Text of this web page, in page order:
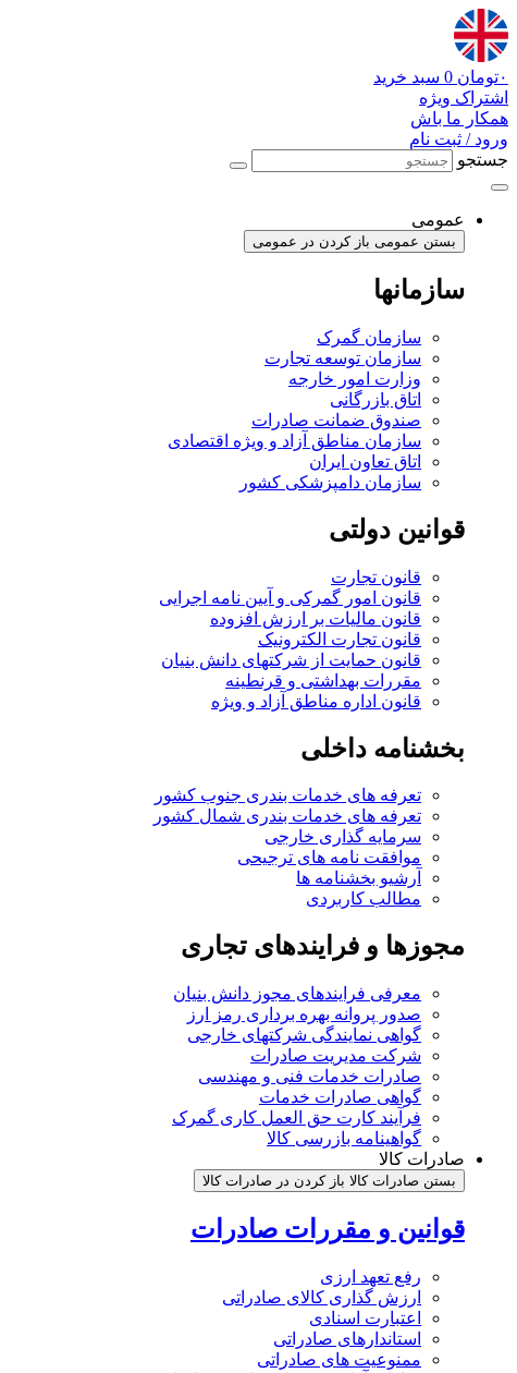
پرش
به
محتوا
۰تومان 0 سبد خرید
اشتراک ویژه
همکار ما باش
ورود / ثبت نام
جستجو
عمومی
بستن عمومی باز کردن در عمومی
سازمانها
سازمان گمرک
سازمان توسعه تجارت
وزارت امور خارجه
اتاق بازرگانی
صندوق ضمانت صادرات
سازمان مناطق آزاد و ویژه اقتصادی
اتاق تعاون ایران
سازمان دامپزشکی کشور
قوانین دولتی
قانون تجارت
قانون امور گمرکی و آیین نامه اجرایی
قانون مالیات بر ارزش افزوده
قانون تجارت الکترونیک
قانون حمایت از شرکتهای دانش بنیان
مقررات بهداشتی و قرنطینه
قانون اداره مناطق آزاد و ویژه
بخشنامه داخلی
تعرفه های خدمات بندری جنوب کشور
تعرفه های خدمات بندری شمال کشور
سرمایه گذاری خارجی
موافقت نامه های ترجیحی
آرشیو بخشنامه ها
مطالب کاربردی
مجوزها و فرایندهای تجاری
معرفی فرایندهای مجوز دانش بنیان
صدور پروانه بهره برداری رمز ارز
گواهی نمایندگی شرکتهای خارجی
شرکت مدیریت صادرات
صادرات خدمات فنی و مهندسی
گواهی صادرات خدمات
فرآیند کارت حق العمل کاری گمرک
گواهینامه بازرسی کالا
صادرات کالا
بستن صادرات کالا باز کردن در صادرات کالا
قوانین و مقررات صادرات
رفع تعهد ارزی
ارزش گذاری کالای صادراتی
اعتبارت اسنادی
استاندارهای صادراتی
ممنوعیت های صادراتی